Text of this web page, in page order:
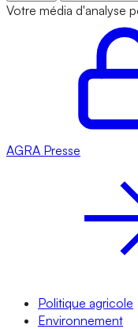
Votre média d'analyse
AGRA Presse
Politique agricole
Environnement